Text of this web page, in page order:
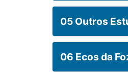
05 Outros
06 Ecos da